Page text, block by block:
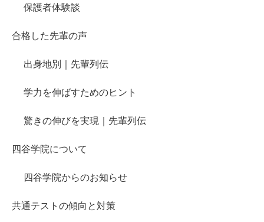
保護者体験談
合格した先輩の声
出身地別｜先輩列伝
学力を伸ばすためのヒント
驚きの伸びを実現｜先輩列伝
四谷学院について
四谷学院からのお知らせ
共通テストの傾向と対策